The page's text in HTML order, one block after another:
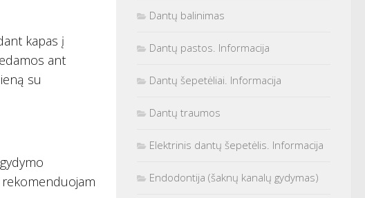
kapas į
ant
su
rekomenduojam
Dantų balinimas
Dantų pastos. Informacija
Dantų šepetėliai. Informacija
Dantų traumos
Elektrinis dantų šepetėlis. Informacija
Endodontija (šaknų kanalų gydymas)